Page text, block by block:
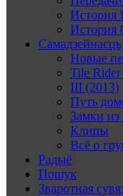
История
История
Самадзейнасць
Новые
Tile Rider
III (2013)
Путь
Замки из
Клипы
Всё о
Радыё
Пошук
Зваротная